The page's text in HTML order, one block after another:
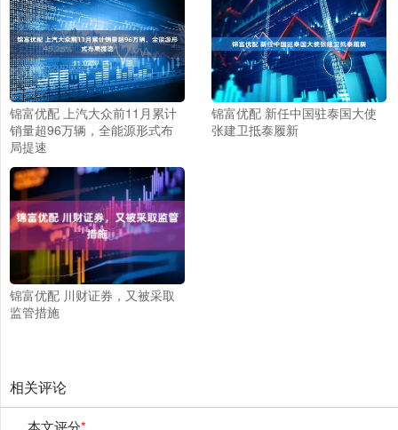
锦富优配 上汽大众前11月累计
销量超96万辆，全能源形式布
局提速
锦富优配 新任中国驻泰国大使
张建卫抵泰履新
锦富优配 川财证券，又被采取
监管措施
相关评论
本文评分*